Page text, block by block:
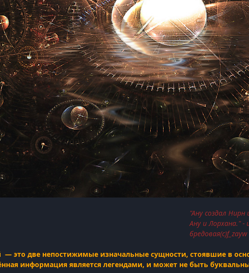
"Ану создал
Ану и Лорхана." -
бредовая(с)f_zayw
это две непостижимые изначальные сущности, стоявшие в
информация является легендами, и может не быть